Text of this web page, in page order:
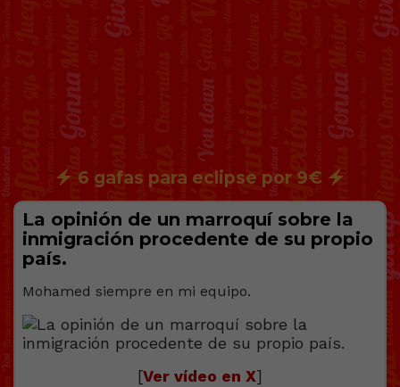
6 gafas para eclipse por 9€
La opinión de un marroquí sobre la
inmigración procedente de su propio
país.
Mohamed siempre en mi equipo.
[Ver vídeo en X]